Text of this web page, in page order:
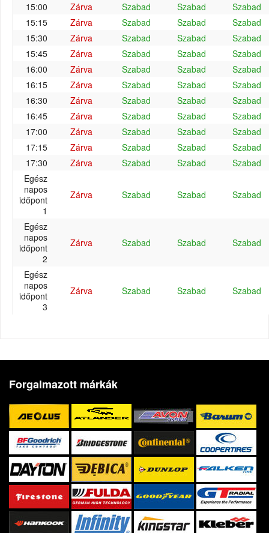
15:00
Zárva Szabad Szabad
Szabad
15:15
Zárva Szabad Szabad
Szabad
15:30
Zárva Szabad Szabad
Szabad
15:45
Zárva Szabad Szabad
Szabad
16:00
Zárva Szabad Szabad
Szabad
16:15
Zárva Szabad Szabad
Szabad
16:30
Zárva Szabad Szabad
Szabad
16:45
Zárva Szabad Szabad
Szabad
17:00
Zárva Szabad Szabad
Szabad
17:15
Zárva Szabad Szabad
Szabad
17:30
Zárva Szabad Szabad
Szabad
Egész
napos
időpont
1
Zárva Szabad Szabad Szabad
Egész
napos
időpont
2
Zárva Szabad Szabad Szabad
Egész
napos
időpont
3
Zárva Szabad Szabad Szabad
Forgalmazott márkák